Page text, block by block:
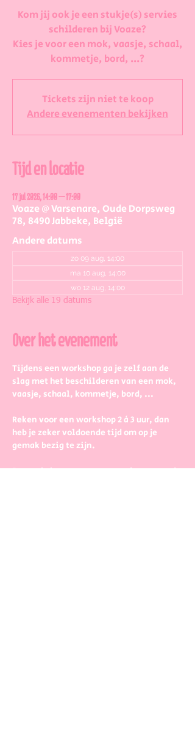
Kom jij ook je een stukje(s) servies
schilderen bij Voaze?
Kies je voor een mok, vaasje, schaal,
kommetje, bord, ...?
Tickets zijn niet te koop
Andere evenementen bekijken
Tijd en locatie
17 jul 2026, 14:00 – 17:00
Voaze @ Varsenare, Oude Dorpsweg
78, 8490 Jabbeke, België
Andere datums
zo 09 aug, 14:00
ma 10 aug, 14:00
wo 12 aug, 14:00
Bekijk alle 19 datums
Over het evenement
Tijdens een workshop ga je zelf aan de
slag met het beschilderen van een mok,
vaasje, schaal, kommetje, bord, ...
Reken voor een workshop 2 à 3 uur, dan
heb je zeker voldoende tijd om op je
gemak bezig te zijn.
De workshopstaat open voor jong en oud,